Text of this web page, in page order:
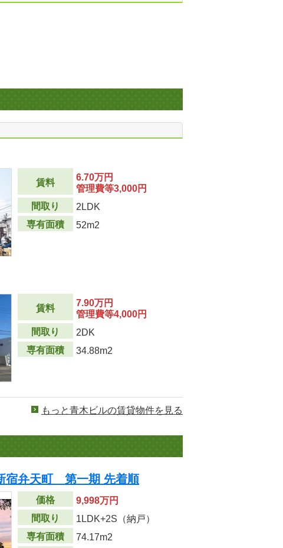
賃料
6.70万円
管理費等3,000円
間取り
2LDK
専有面積
52m2
賃料
7.90万円
管理費等4,000円
間取り
2DK
専有面積
34.88m2
もっと青木ビルの賃貸物件を見る
宿弁天町 第一期 先着順
価格
9,998万円
間取り
1LDK+2S（納戸）
専有面積
74.17m2